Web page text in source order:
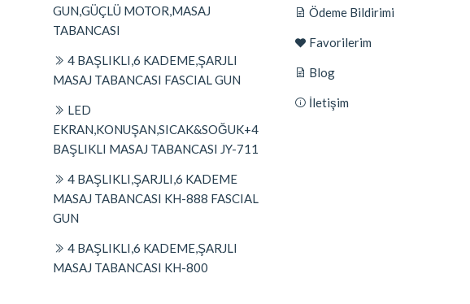
GUN,GÜÇLÜ MOTOR,MASAJ
TABANCASI
4 BAŞLIKLI,6 KADEME,ŞARJLI
MASAJ TABANCASI FASCIAL GUN
LED
EKRAN,KONUŞAN,SICAK&SOĞUK+4
BAŞLIKLI MASAJ TABANCASI JY-711
4 BAŞLIKLI,ŞARJLI,6 KADEME
MASAJ TABANCASI KH-888 FASCIAL
GUN
4 BAŞLIKLI,6 KADEME,ŞARJLI
MASAJ TABANCASI KH-800
Ödeme Bildirimi
Favorilerim
Blog
İletişim